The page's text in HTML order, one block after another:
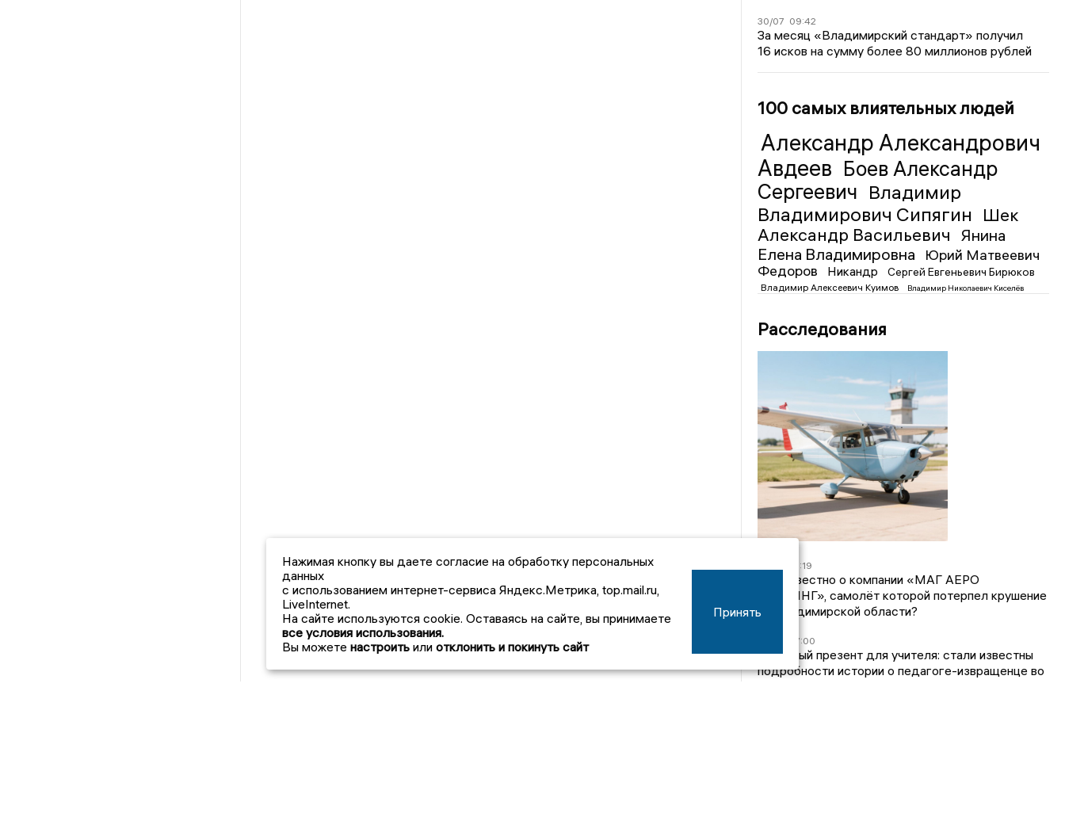
30/07 09:42
За месяц «Владимирский стандарт» получил
16 исков на сумму более 80 миллионов рублей
100 самых влиятельных людей
Александр Александрович
Авдеев Боев Александр
Сергеевич Владимир
Владимирович Сипягин Шек
Александр Васильевич
Янина
Елена Владимировна
Юрий Матвеевич
Федоров
Никандр Сергей Евгеньевич Бирюков
Владимир Алексеевич Куимов Владимир Николаевич Киселёв
Расследования
16:19
Что известно о компании «МАГ АЕРО
ТРЕНИНГ», самолёт которой потерпел крушение
во Владимирской области?
17:00
Странный презент для учителя: стали известны
подробности истории о педагоге-извращенце во
Нажимая кнопку вы даете согласие на обработку персональных
данных
с использованием интернет-сервиса Яндекс.Метрика, top.mail.ru,
LiveInternet.
На сайте используются cookie. Оставаясь на сайте, вы принимаете
все условия использования.
Вы можете настроить или отклонить и покинуть сайт
Принять